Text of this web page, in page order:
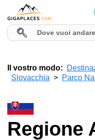
Il vostro modo:
Slovacchia
Parco
Regione